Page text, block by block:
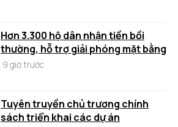
Hơn 3.300 hộ dân nhận tiền bồi
thường, hỗ trợ giải phóng mặt bằng
9 giờ trước
Tuyên truyền chủ trương chính
sách triển khai các dự án